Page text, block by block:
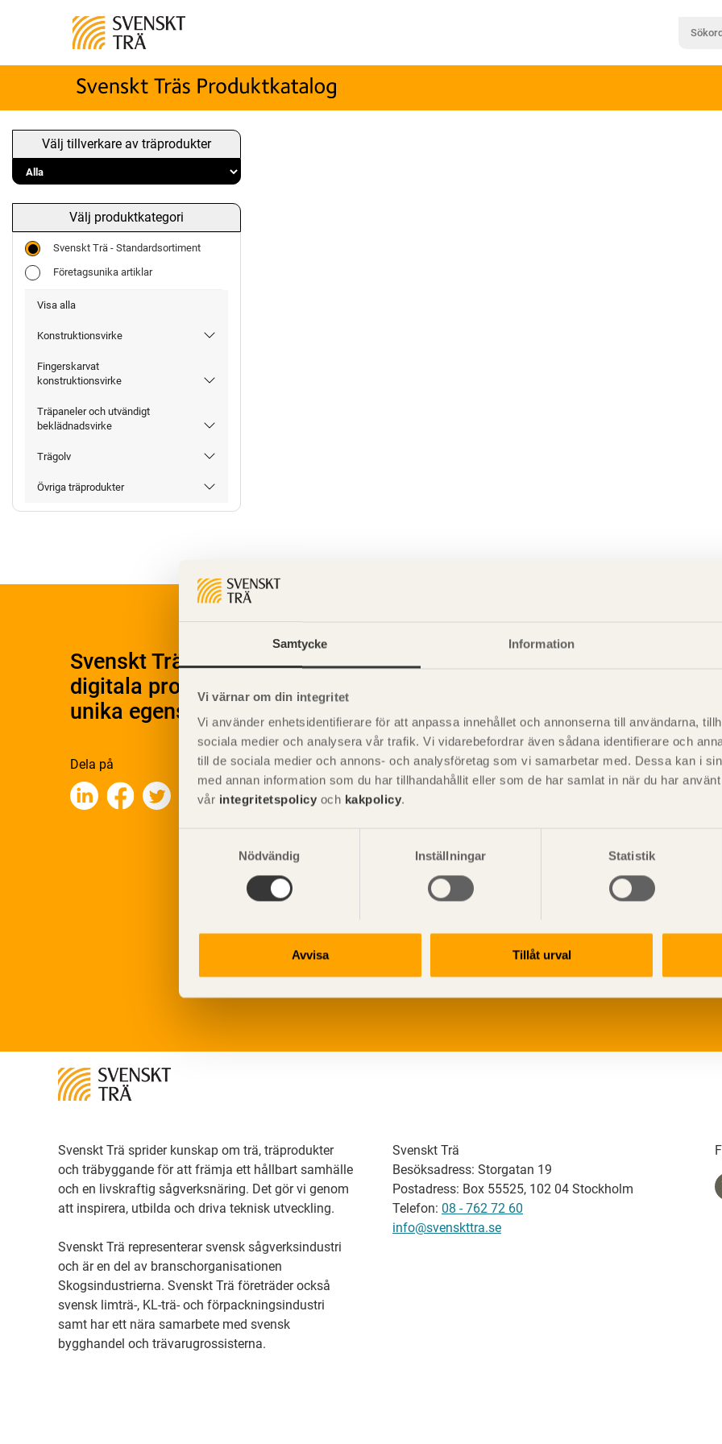
Samtycke Information
Vi värnar om din integritet
Vi använder enhetsidentifierare för att anpassa innehållet och annonserna till användarna,
sociala medier och analysera vår trafik. Vi vidarebefordrar även sådana identifierare och
till de sociala medier och annons- och analysföretag som vi samarbetar med. Dessa kan i
med annan information som du har tillhandahållit eller som de har samlat in när du har
vår integritetspolicy och kakpolicy.
Nödvändig
Inställningar Statistik
Avvisa Tillåt urval
Välj tillverkare av träprodukter
Välj produktkategori
Svenskt Trä - Standardsortiment
Företagsunika artiklar
Visa alla
Konstruktionsvirke
Fingerskarvat
konstruktionsvirke
Träpaneler och utvändigt
beklädnadsvirke
Trägolv
Övriga träprodukter
Svenskt Träs Produktkatalog är svensk sågverksnärings
digitala produktkatalog för att beskriva träprodukter och deras
unika egenskaper.
Dela på
Svenskt Trä sprider kunskap om trä, träprodukter
och träbyggande för att främja ett hållbart samhälle
och en livskraftig sågverksnäring. Det gör vi genom
att inspirera, utbilda och driva teknisk utveckling.
Svenskt Trä representerar svensk sågverksindustri
och är en del av branschorganisationen
Skogsindustrierna. Svenskt Trä företräder också
svensk limträ-, KL-trä- och förpackningsindustri
samt har ett nära samarbete med svensk
bygghandel och trävarugrossisterna.
Svenskt Trä
Besöksadress: Storgatan 19
Postadress: Box 55525, 102 04 Stockholm
Telefon: 08 - 762 72 60
info@svenskttra.se